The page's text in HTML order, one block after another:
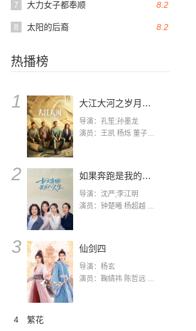
8.2
7 大力女子都奉顺
8.2
8 太阳的后裔
热播榜
1 大江大河之岁月如歌
导演：孔笙;孙墨龙
演员：王凯 杨烁 董子健 杨采钰 张佳宁 练练 林栋甫 房子斌
2 如果奔跑是我的人生
导演：沈严;李江明
演员：钟楚曦 杨超越 许娣 陈小艺 侯雯元 宋洋 王宥钧 李添诺
3 仙剑四
导演：杨玄
演员：鞠婧祎 陈哲远 茅子俊 毛晓慧 王媛可 张志浩 林枫松 张帆（演员）
4 繁花